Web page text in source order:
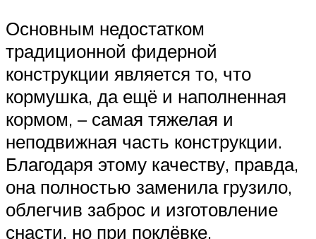
Основным недостатком
традиционной фидерной
конструкции является то, что
кормушка, да ещё и наполненная
кормом, – самая тяжелая и
неподвижная часть конструкции.
Благодаря этому качеству, правда,
она полностью заменила грузило,
облегчив заброс и изготовление
снасти, но при поклёвке,